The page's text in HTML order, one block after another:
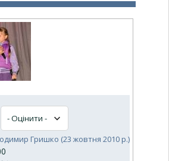
Гришко (23 жовтня 2010 р.)